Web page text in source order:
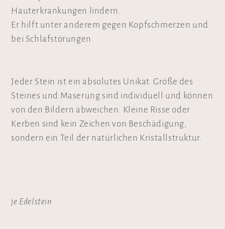
Hauterkrankungen lindern.
Er hilft unter anderem gegen Kopfschmerzen und
bei Schlafstörungen.
Jeder Stein ist ein absolutes Unikat. Größe des
Steines und Maserung sind individuell und können
von den Bildern abweichen. Kleine Risse oder
Kerben sind kein Zeichen von Beschädigung,
sondern ein Teil der natürlichen Kristallstruktur.
je Edelstein